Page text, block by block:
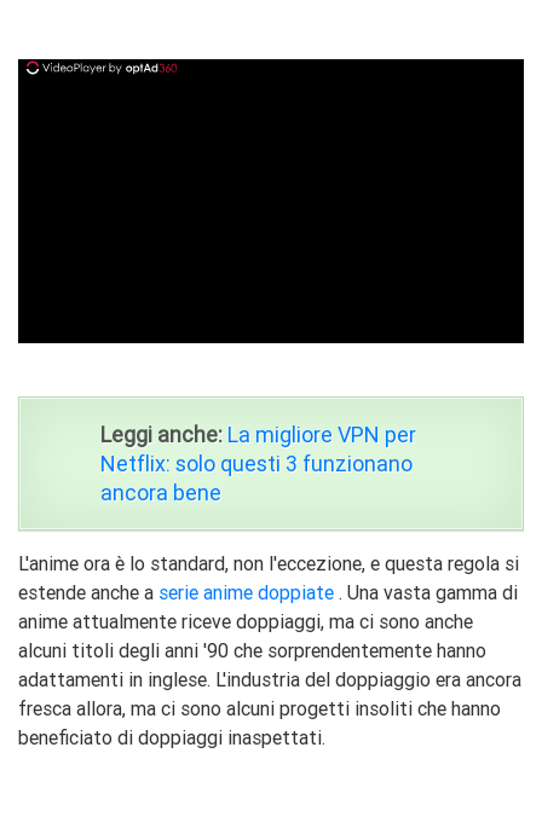
Leggi anche: La migliore VPN per
Netflix: solo questi 3 funzionano
ancora bene
L'anime ora è lo standard, non l'eccezione, e questa regola si
estende anche a serie anime doppiate . Una vasta gamma di
anime attualmente riceve doppiaggi, ma ci sono anche
alcuni titoli degli anni '90 che sorprendentemente hanno
adattamenti in inglese. L'industria del doppiaggio era ancora
fresca allora, ma ci sono alcuni progetti insoliti che hanno
beneficiato di doppiaggi inaspettati.